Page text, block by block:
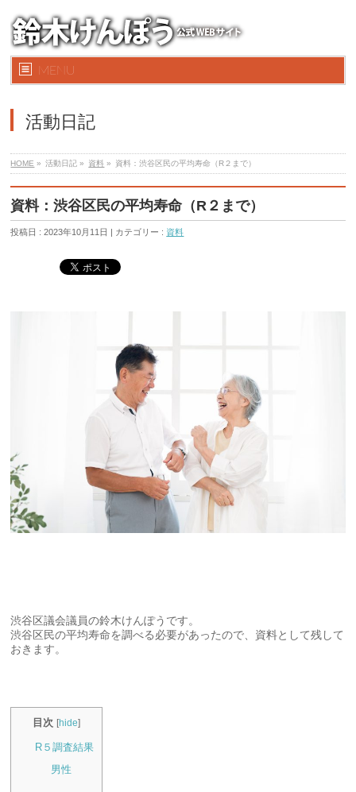
MENU
活動日記
HOME » 活動日記 » 資料 » 資料：渋谷区民の平均寿命（R２まで）
資料：渋谷区民の平均寿命（R２まで）
投稿日 : 2023年10月11日 | カテゴリー : 資料
渋谷区議会議員の鈴木けんぽうです。
渋谷区民の平均寿命を調べる必要があったので、資料として残して
おきます。
目次 [hide]
R５調査結果
男性